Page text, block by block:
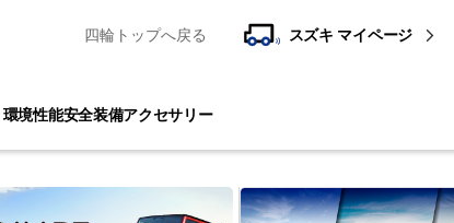
四輪トップへ戻る スズキ マイページ
環境性能安全装備アクセサリー